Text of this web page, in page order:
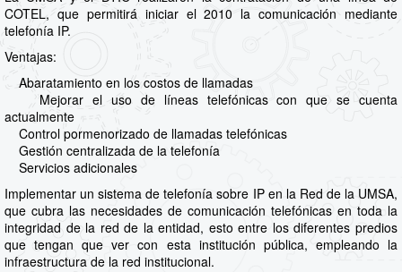
COTEL, que permitirá iniciar el 2010 la comunicación mediante
telefonía IP.
Ventajas:
Abaratamiento en los costos de llamadas
Mejorar el uso de líneas telefónicas con que se cuenta
actualmente
Control pormenorizado de llamadas telefónicas
Gestión centralizada de la telefonía
Servicios adicionales
Implementar un sistema de telefonía sobre IP en la Red de la UMSA,
que cubra las necesidades de comunicación telefónicas en toda la
integridad de la red de la entidad, esto entre los diferentes predios
que tengan que ver con esta institución pública, empleando la
infraestructura de la red institucional.